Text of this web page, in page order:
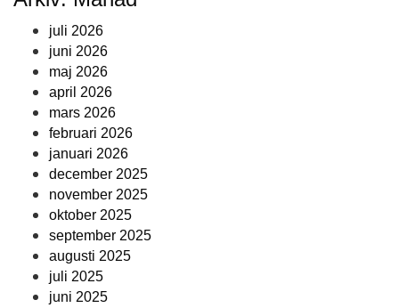
juli 2026
juni 2026
maj 2026
april 2026
mars 2026
februari 2026
januari 2026
december 2025
november 2025
oktober 2025
september 2025
augusti 2025
juli 2025
juni 2025